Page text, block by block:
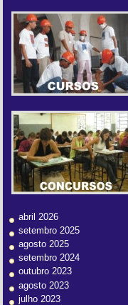
abril 2026
setembro 2025
agosto 2025
setembro 2024
outubro 2023
agosto 2023
julho 2023